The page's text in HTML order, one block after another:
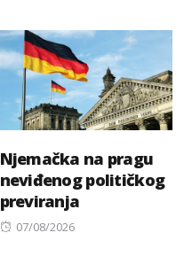
Njemačka na pragu
neviđenog političkog
previranja
Posted
07/08/2026